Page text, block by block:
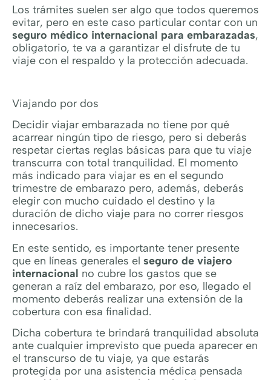
Los trámites suelen ser algo que todos queremos
evitar, pero en este caso particular contar con un
seguro médico internacional para embarazadas,
obligatorio, te va a garantizar el disfrute de tu
viaje con el respaldo y la protección adecuada.
Viajando por dos
Decidir viajar embarazada no tiene por qué
acarrear ningún tipo de riesgo, pero si deberás
respetar ciertas reglas básicas para que tu viaje
transcurra con total tranquilidad. El momento
más indicado para viajar es en el segundo
trimestre de embarazo pero, además, deberás
elegir con mucho cuidado el destino y la
duración de dicho viaje para no correr riesgos
innecesarios.
En este sentido, es importante tener presente
que en líneas generales el seguro de viajero
internacional no cubre los gastos que se
generan a raíz del embarazo, por eso, llegado el
momento deberás realizar una extensión de la
cobertura con esa finalidad.
Dicha cobertura te brindará tranquilidad absoluta
ante cualquier imprevisto que pueda aparecer en
el transcurso de tu viaje, ya que estarás
protegida por una asistencia médica pensada